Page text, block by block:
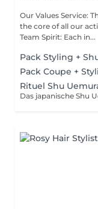
Our Values Service: The excellence in hairdressing service is at
the core of all our
Team Spirit: Each in...
Pack Styling +
Pack Coupe +
Rituel Shu